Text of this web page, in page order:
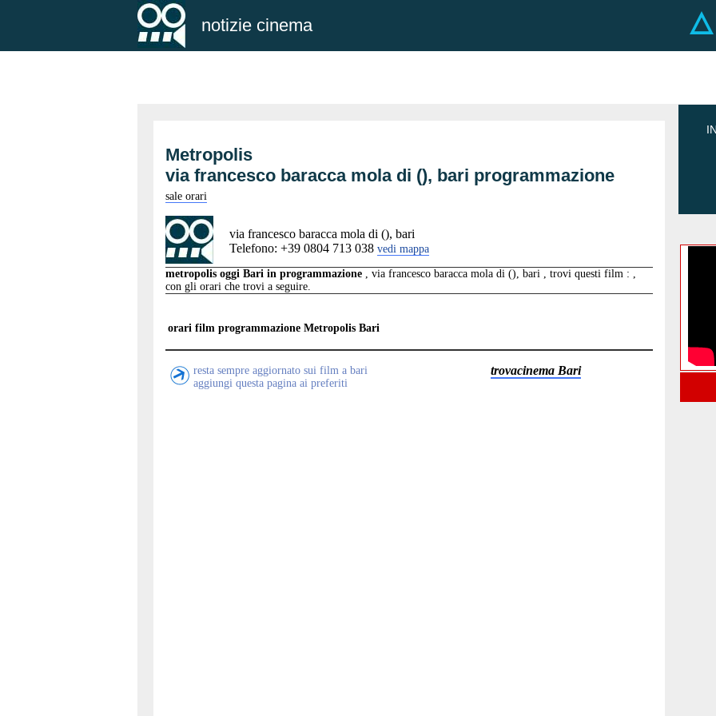
notizie cinema
Metropolis
via francesco baracca mola di (), bari programmazione
sale orari
via francesco baracca mola di (), bari
Telefono: +39 0804 713 038 vedi mappa
metropolis oggi Bari in programmazione , via francesco baracca mola di (), bari , trovi questi film : ,
con gli orari che trovi a seguire.
orari film programmazione Metropolis Bari
resta sempre aggiornato sui film a bari
aggiungi questa pagina ai preferiti
trovacinema Bari